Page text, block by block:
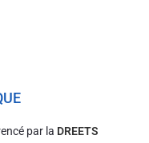
par la DREETS